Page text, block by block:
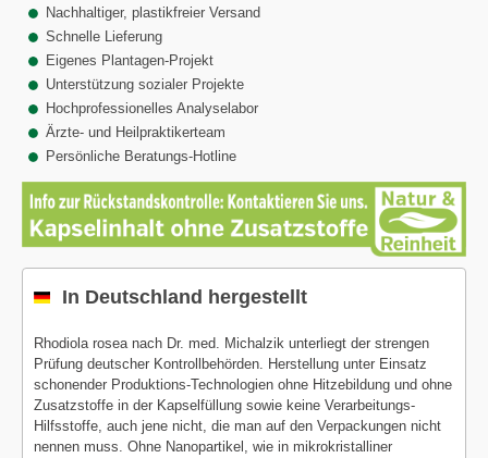
Nachhaltiger, plastikfreier Versand
Schnelle Lieferung
Eigenes Plantagen-Projekt
Unterstützung sozialer Projekte
Hochprofessionelles Analyselabor
Ärzte- und Heilpraktikerteam
Persönliche Beratungs-Hotline
In Deutschland hergestellt
Rhodiola rosea nach Dr. med. Michalzik unterliegt der strengen
Prüfung deutscher Kontrollbehörden. Herstellung unter Einsatz
schonender Produktions-Technologien ohne Hitzebildung und ohne
Zusatzstoffe in der Kapselfüllung sowie keine Verarbeitungs-
Hilfsstoffe, auch jene nicht, die man auf den Verpackungen nicht
nennen muss. Ohne Nanopartikel, wie in mikrokristalliner